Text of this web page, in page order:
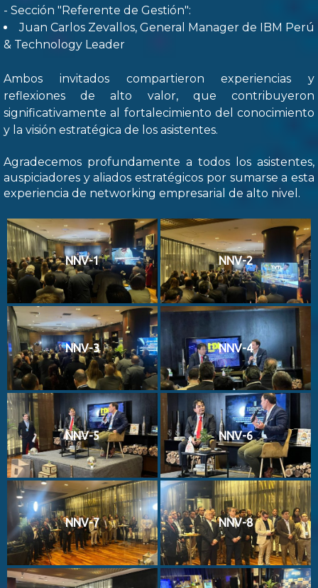
- Sección "Referente de Gestión":
Juan Carlos Zevallos, General Manager de IBM Perú
& Technology Leader
Ambos invitados compartieron experiencias y
reflexiones de alto valor, que contribuyeron
significativamente al fortalecimiento del conocimiento
y la visión estratégica de los asistentes.
Agradecemos profundamente a todos los asistentes,
auspiciadores y aliados estratégicos por sumarse a esta
experiencia de networking empresarial de alto nivel.
NNV-1 NNV-2
NNV-3 NNV-4
NNV-5 NNV-6
NNV-7 NNV-8